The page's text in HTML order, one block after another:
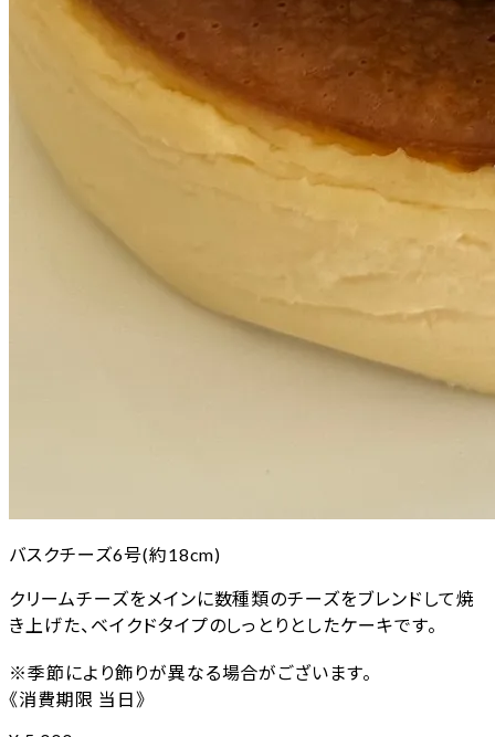
バスクチーズ6号(約18cm)
クリームチーズをメインに数種類のチーズをブレンドして焼
き上げた、ベイクドタイプのしっとりとしたケーキです。
※季節により飾りが異なる場合がございます。
《消費期限 当日》